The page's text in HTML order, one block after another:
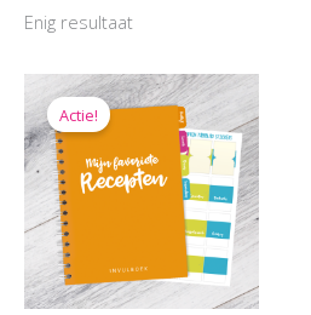
Enig resultaat
Actie!